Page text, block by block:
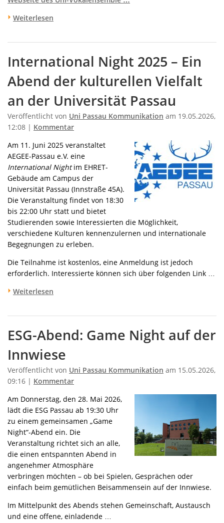
Weiterlesen
International Night 2025 – Ein
Abend der kulturellen Vielfalt
an der Universität Passau
Veröffentlicht von Uni Passau Kommunikation am 19.05.2026,
12:08 | Kommentar
Am 11. Juni 2025 veranstaltet
AEGEE-Passau e.V. eine
International Nightim EHRET-
Gebäude am Campus der
Universität Passau (Innstraße 45A).
Die Veranstaltung findet von 18:30
bis 22:00 Uhr statt und bietet
Studierenden sowie Interessierten die Möglichkeit,
verschiedene Kulturen kennenzulernen und internationale
Begegnungen zu erleben.
Die Teilnahme ist kostenlos, eine Anmeldung ist jedoch
erforderlich. Interessierte können sich über folgenden Link …
Weiterlesen
ESG-Abend: Game Night auf der
Innwiese
Veröffentlicht von Uni Passau Kommunikation am 15.05.2026,
09:16 | Kommentar
Am Donnerstag, den 28. Mai 2026,
lädt die ESG Passau ab 19:30 Uhr
zu einem gemeinsamen „Game
Night“-Abend ein. Die
Veranstaltung richtet sich an alle,
die einen entspannten Abend in
angenehmer Atmosphäre
verbringen möchten – ob bei Spielen, Gesprächen oder
einfach beim gemütlichen Beisammensein auf der Innwiese.
Im Mittelpunkt des Abends stehen Gemeinschaft, Austausch
und eine offene, einladende …